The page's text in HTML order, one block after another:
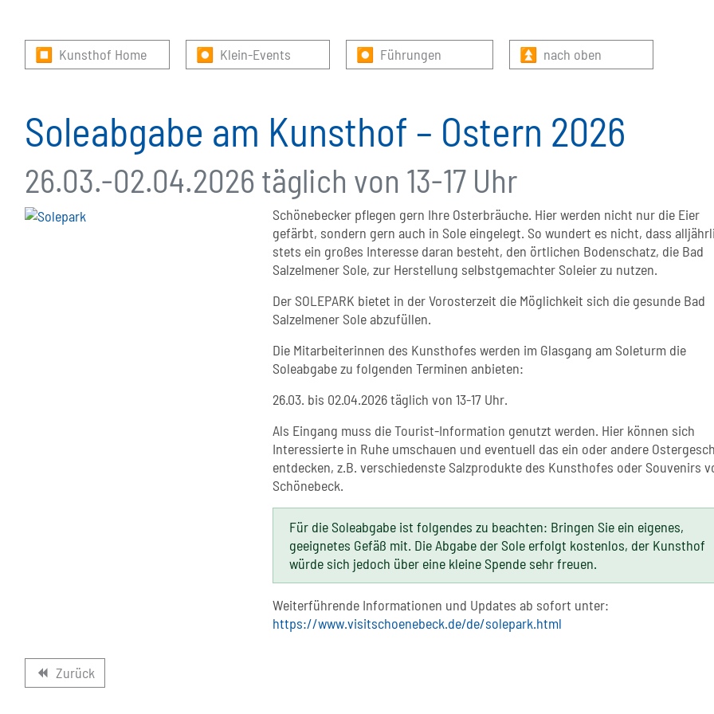
⏹ Kunsthof Home ⏺ Klein-Events ⏺ Führungen ⏫ nach oben
Soleabgabe am Kunsthof – Ostern 2026
26.03.-02.04.2026 täglich von 13-17 Uhr
Schönebecker pflegen gern Ihre Osterbräuche. Hier werden nicht nur die Eier
gefärbt, sondern gern auch in Sole eingelegt. So wundert es nicht, dass
stets ein großes Interesse daran besteht, den örtlichen Bodenschatz, die Bad
Salzelmener Sole, zur Herstellung selbstgemachter Soleier zu nutzen.
Der SOLEPARK bietet in der Vorosterzeit die Möglichkeit sich die gesunde Bad
Salzelmener Sole abzufüllen.
Die Mitarbeiterinnen des Kunsthofes werden im Glasgang am Soleturm die
Soleabgabe zu folgenden Terminen anbieten:
26.03. bis 02.04.2026 täglich von 13-17 Uhr.
Als Eingang muss die Tourist-Information genutzt werden. Hier können sich
Interessierte in Ruhe umschauen und eventuell das ein oder andere
entdecken, z.B. verschiedenste Salzprodukte des Kunsthofes oder Souvenirs
Schönebeck.
Für die Soleabgabe ist folgendes zu beachten: Bringen Sie ein eigenes,
geeignetes Gefäß mit. Die Abgabe der Sole erfolgt kostenlos, der Kunsthof
würde sich jedoch über eine kleine Spende sehr freuen.
Weiterführende Informationen und Updates ab sofort unter:
https://www.visitschoenebeck.de/de/solepark.html
backward Zurück